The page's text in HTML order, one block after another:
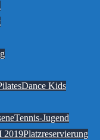
Dance Kids
Tennis-Jugend
2019Platzreservierung